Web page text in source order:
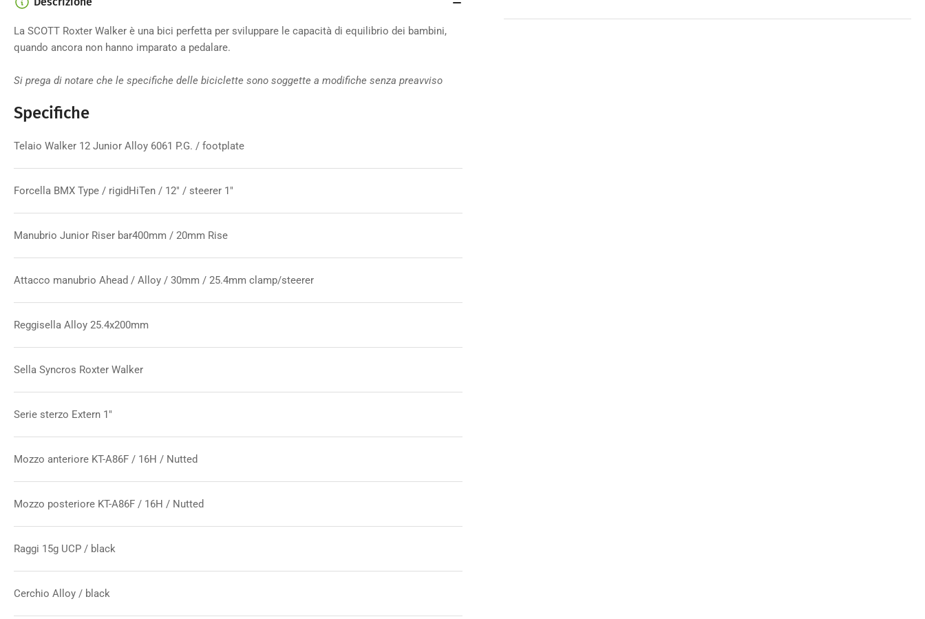
La SCOTT Roxter Walker è una bici perfetta per sviluppare le capacità di equilibrio dei bambini,
quando ancora non hanno imparato a pedalare.
Si prega di notare che le specifiche delle biciclette sono soggette a modifiche senza preavviso
Specifiche
Telaio Walker 12 Junior Alloy 6061 P.G. / footplate
Forcella BMX Type / rigidHiTen / 12" / steerer 1"
Manubrio Junior Riser bar400mm / 20mm Rise
Attacco manubrio Ahead / Alloy / 30mm / 25.4mm clamp/steerer
Reggisella Alloy 25.4x200mm
Sella Syncros Roxter Walker
Serie sterzo Extern 1"
Mozzo anteriore KT-A86F / 16H / Nutted
Mozzo posteriore KT-A86F / 16H / Nutted
Raggi 15g UCP / black
Cerchio Alloy / black